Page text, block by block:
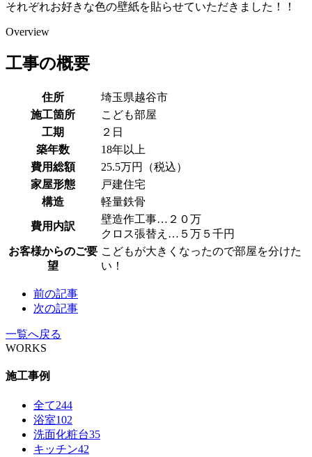
それぞれお好きな色の壁紙を貼らせていただきました！！
Overview
工事の概要
住所
埼玉県越谷市
施工箇所
こども部屋
工期
２日
築年数
18年以上
費用総額
25.5万円（税込）
家屋形態
戸建住宅
構造
軽量鉄骨
費用内訳
壁造作工事…２０万
クロス張替え…５万５千円
お客様からのご要
望
こどもが大きくなったので部屋を分けた
い！
前の記事
次の記事
一覧へ戻る
WORKS
施工事例
全て244
浴室102
洗面化粧台35
キッチン42